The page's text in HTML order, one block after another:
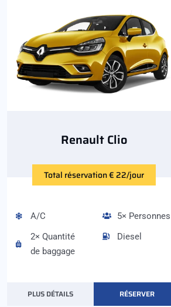
Renault Clio
Total réservation € 22/jour
A/C
2× Quantité
de baggage
5× Personnes
Diesel
PLUS DÉTAILS RÉSERVER